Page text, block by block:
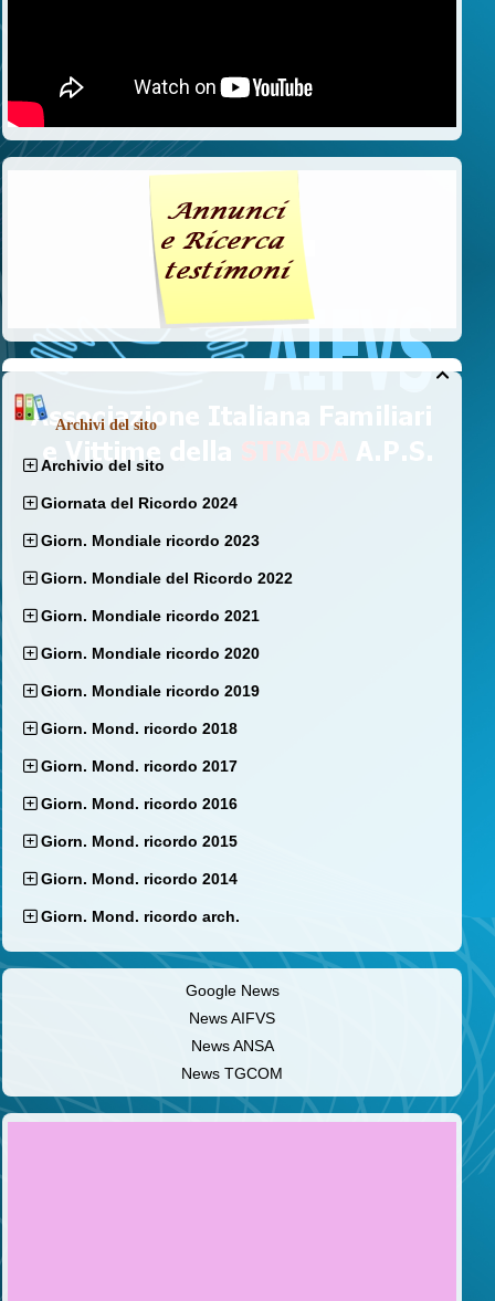

Archivi del sito
Archivio del sito
Giornata del Ricordo 2024
Giorn. Mondiale ricordo 2023
Giorn. Mondiale del Ricordo 2022
Giorn. Mondiale ricordo 2021
Giorn. Mondiale ricordo 2020
Giorn. Mondiale ricordo 2019
Giorn. Mond. ricordo 2018
Giorn. Mond. ricordo 2017
Giorn. Mond. ricordo 2016
Giorn. Mond. ricordo 2015
Giorn. Mond. ricordo 2014
Giorn. Mond. ricordo arch.
Google News
News AIFVS
News ANSA
News TGCOM